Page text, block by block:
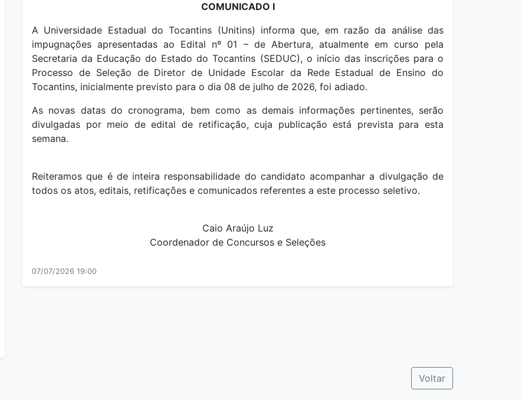
COMUNICADO I
A Universidade Estadual do Tocantins (Unitins) informa que, em razão da análise das
impugnações apresentadas ao Edital nº 01 – de Abertura, atualmente em curso pela
Secretaria da Educação do Estado do Tocantins (SEDUC), o início das inscrições para o
Processo de Seleção de Diretor de Unidade Escolar da Rede Estadual de Ensino do
Tocantins, inicialmente previsto para o dia 08 de julho de 2026, foi adiado.
As novas datas do cronograma, bem como as demais informações pertinentes, serão
divulgadas por meio de edital de retificação, cuja publicação está prevista para esta
semana.
Reiteramos que é de inteira responsabilidade do candidato acompanhar a divulgação de
todos os atos, editais, retificações e comunicados referentes a este processo seletivo.
Caio Araújo Luz
Coordenador de Concursos e Seleções
07/07/2026 19:00
Voltar